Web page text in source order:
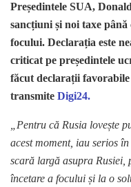
Președintele SUA,
sancțiuni și noi taxe până
focului. Declarația este
criticat pe președintele
făcut declarații
transmite Digi24.
„Pentru că Rusia lovește
acest moment, iau serios
scară largă asupra Rusiei,
încetare a focului și la o